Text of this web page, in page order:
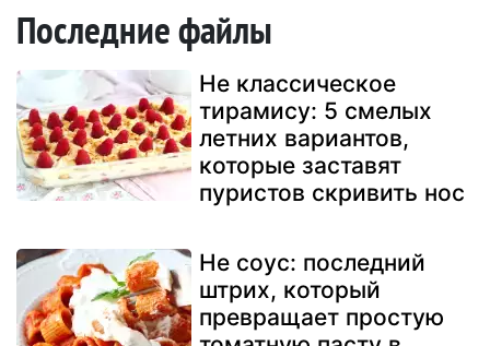
Последние файлы
Не классическое
тирамису: 5 смелых
летних вариантов,
которые заставят
пуристов скривить нос
Не соус: последний
штрих, который
превращает простую